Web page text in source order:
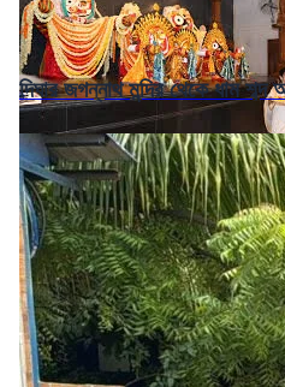
দিঘার জগন্নাথ মন্দির থেকে ধাম